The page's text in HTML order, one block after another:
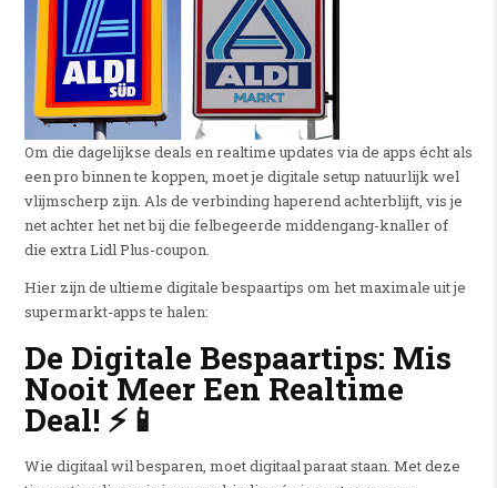
Om die dagelijkse deals en realtime updates via de apps écht als
een pro binnen te koppen, moet je digitale setup natuurlijk wel
vlijmscherp zijn. Als de verbinding haperend achterblijft, vis je
net achter het net bij die felbegeerde middengang-knaller of
die extra Lidl Plus-coupon.
Hier zijn de ultieme digitale bespaartips om het maximale uit je
supermarkt-apps te halen:
De Digitale Bespaartips: Mis
Nooit Meer Een Realtime
Deal! ⚡📱
Wie digitaal wil besparen, moet digitaal paraat staan. Met deze